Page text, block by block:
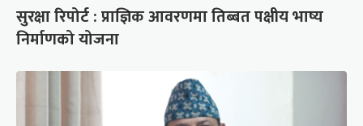
सुरक्षा रिपोर्ट : प्राज्ञिक आवरणमा तिब्बत पक्षीय भाष्य
निर्माणको योजना